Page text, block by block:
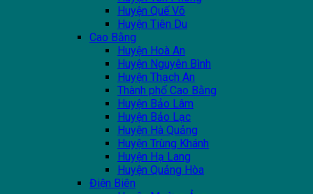
Huyện Quế Võ
Huyện Tiên Du
Cao Bằng
Huyện Hoà An
Huyện Nguyên Bình
Huyện Thạch An
Thành phố Cao Bằng
Huyện Bảo Lâm
Huyện Bảo Lạc
Huyện Hà Quảng
Huyện Trùng Khánh
Huyện Hạ Lang
Huyện Quảng Hòa
Điện Biên